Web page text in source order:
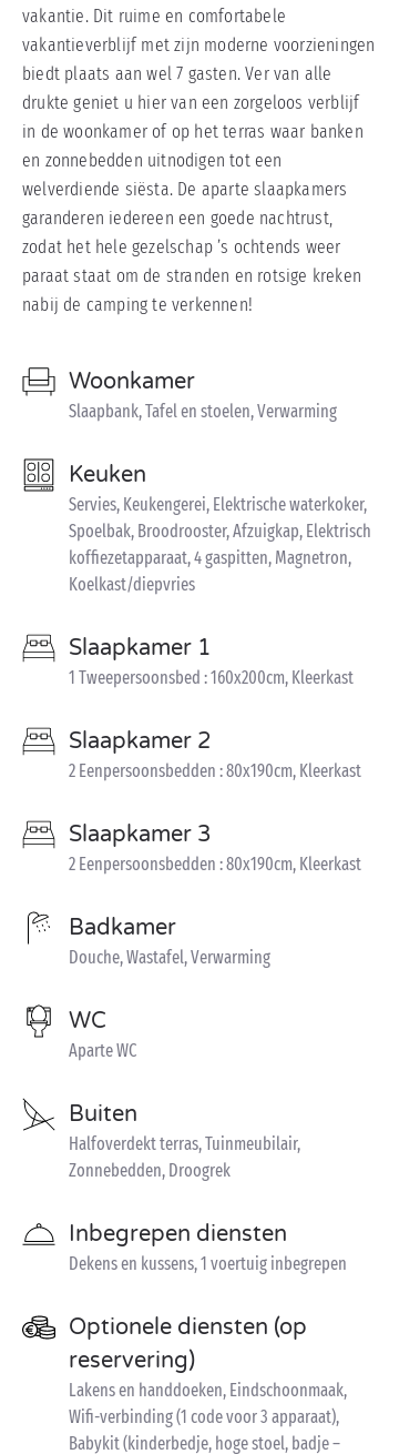
vakantie. Dit ruime en comfortabele
vakantieverblijf met zijn moderne voorzieningen
biedt plaats aan wel 7 gasten. Ver van alle
drukte geniet u hier van een zorgeloos verblijf
in de woonkamer of op het terras waar banken
en zonnebedden uitnodigen tot een
welverdiende siësta. De aparte slaapkamers
garanderen iedereen een goede nachtrust,
zodat het hele gezelschap ’s ochtends weer
paraat staat om de stranden en rotsige kreken
nabij de camping te verkennen!
Woonkamer
Slaapbank, Tafel en stoelen, Verwarming
Keuken
Servies, Keukengerei, Elektrische waterkoker,
Spoelbak, Broodrooster, Afzuigkap, Elektrisch
koffiezetapparaat, 4 gaspitten, Magnetron,
Koelkast/diepvries
Slaapkamer 1
1 Tweepersoonsbed : 160x200cm, Kleerkast
Slaapkamer 2
2 Eenpersoonsbedden : 80x190cm, Kleerkast
Slaapkamer 3
2 Eenpersoonsbedden : 80x190cm, Kleerkast
Badkamer
Douche, Wastafel, Verwarming
WC
Aparte WC
Buiten
Halfoverdekt terras, Tuinmeubilair,
Zonnebedden, Droogrek
Inbegrepen diensten
Dekens en kussens, 1 voertuig inbegrepen
Optionele diensten (op
reservering)
Lakens en handdoeken, Eindschoonmaak,
Wifi-verbinding (1 code voor 3 apparaat),
Babykit (kinderbedje, hoge stoel, badje –